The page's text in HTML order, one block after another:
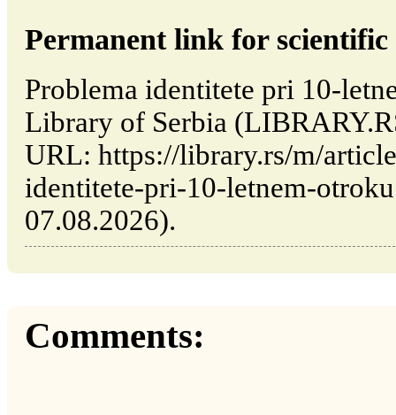
Permanent link for
Problema identitete pri 10-
Library of Serbia
URL: https://library.rs/m/
identitete-pri-10-letnem-
07.08.2026).
Comments: